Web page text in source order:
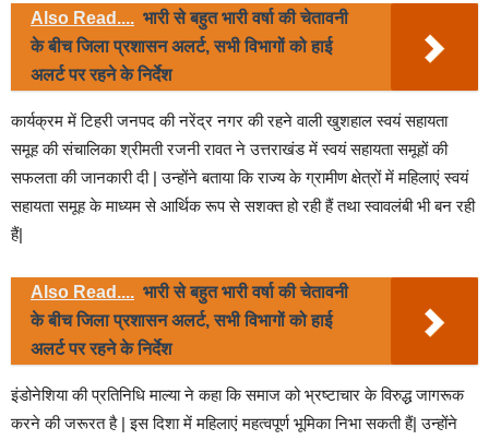
Also Read.... भारी से बहुत भारी वर्षा की चेतावनी
के बीच जिला प्रशासन अलर्ट, सभी विभागों को हाई
अलर्ट पर रहने के निर्देश
कार्यक्रम में टिहरी जनपद की नरेंद्र नगर की रहने वाली खुशहाल स्वयं सहायता
समूह की संचालिका श्रीमती रजनी रावत ने उत्तराखंड में स्वयं सहायता समूहों की
सफलता की जानकारी दी | उन्होंने बताया कि राज्य के ग्रामीण क्षेत्रों में महिलाएं स्वयं
सहायता समूह के माध्यम से आर्थिक रूप से सशक्त हो रही हैं तथा स्वावलंबी भी बन रही
हैं|
Also Read.... भारी से बहुत भारी वर्षा की चेतावनी
के बीच जिला प्रशासन अलर्ट, सभी विभागों को हाई
अलर्ट पर रहने के निर्देश
इंडोनेशिया की प्रतिनिधि माल्या ने कहा कि समाज को भ्रष्टाचार के विरुद्ध जागरूक
करने की जरूरत है | इस दिशा में महिलाएं महत्वपूर्ण भूमिका निभा सकती हैं| उन्होंने